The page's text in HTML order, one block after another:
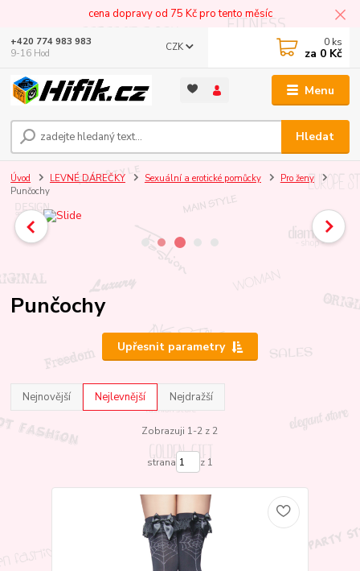
cena dopravy od 75 Kč pro tento měsíc
Menu
CZK
Hledat
+420 774 983 983
9-16 Hod
0 ks
za 0 Kč
Úvod LEVNÉ DÁREČKY Sexuální a erotické pomůcky
Pro ženy
Punčochy
Punčochy
Upřesnit parametry
Nejnovější Nejlevnější Nejdražší
Zobrazuji 1-2 z 2
strana z 1